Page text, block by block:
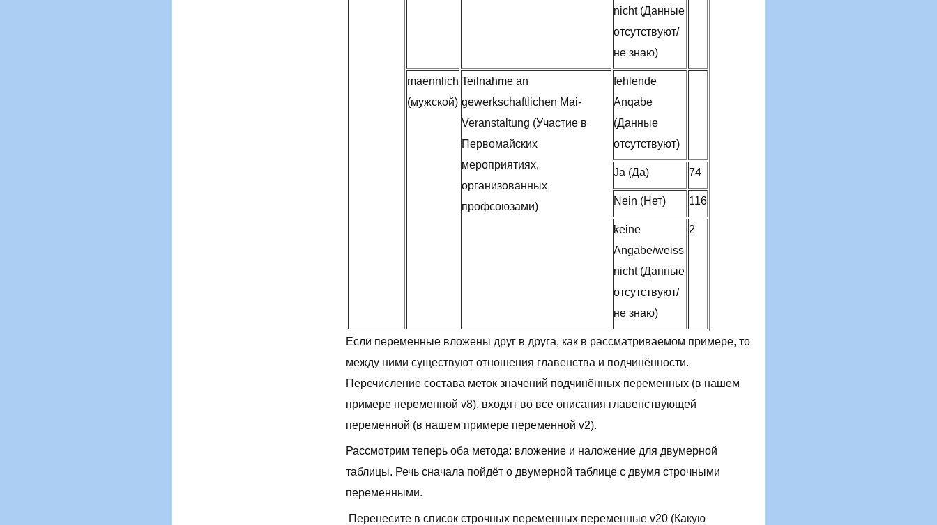
nicht (Данные
отсутствуют/
не знаю)
maennlich
(мужской)
Teilnahme an
gewerkschaftlichen Mai-
Veranstaltung (Участие в
Первомайских
мероприятиях,
организованных
профсоюзами)
fehlende
Anqabe
(Данные
отсутствуют)
Ja (Да) 74
Nein (Нет) 116
keine
Angabe/weiss
nicht (Данные
отсутствуют/
не знаю)
2
Если переменные вложены друг в друга, как в рассматриваемом примере, то
между ними существуют отношения главенства и подчинённости.
Перечисление состава меток значений подчинённых переменных (в нашем
примере переменной v8), входят во все описания главенствующей
переменной (в нашем примере переменной v2).
Рассмотрим теперь оба метода: вложение и наложение для двумерной
таблицы. Речь сначала пойдёт о двумерной таблице с двумя строчными
переменными.
Перенесите в список строчных переменных переменные v20 (Какую